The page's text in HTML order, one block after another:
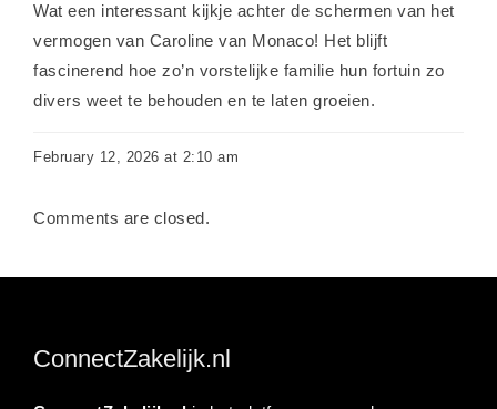
Wat een interessant kijkje achter de schermen van het
vermogen van Caroline van Monaco! Het blijft
fascinerend hoe zo’n vorstelijke familie hun fortuin zo
divers weet te behouden en te laten groeien.
February 12, 2026 at 2:10 am
Comments are closed.
ConnectZakelijk.nl